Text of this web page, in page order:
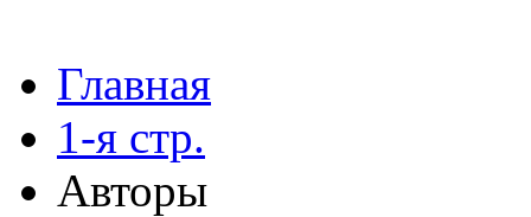
Главная
1-я стр.
Авторы